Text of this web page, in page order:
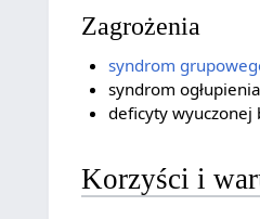
Zagrożenia
syndrom
syndrom
deficyty wyuczonej
Korzyści i